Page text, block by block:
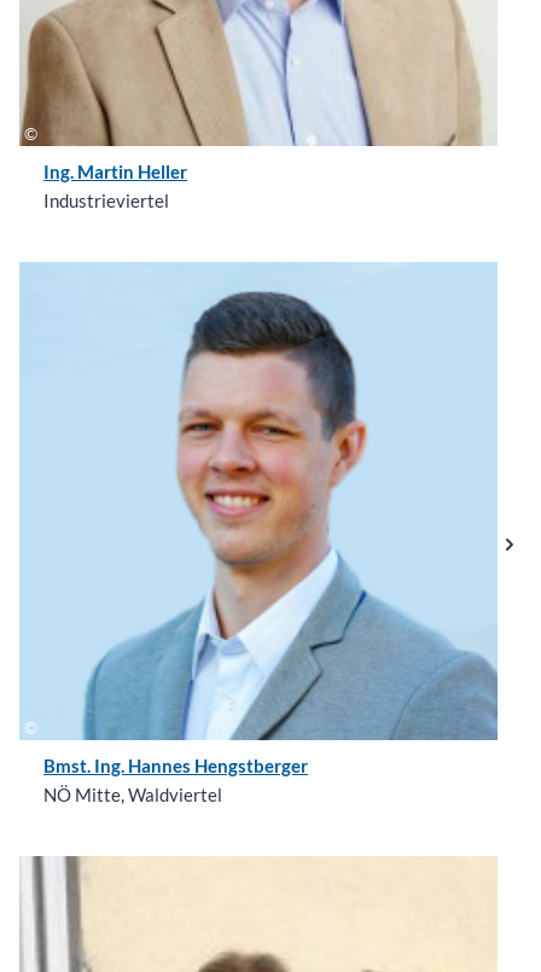
Ing. Martin Heller
Industrieviertel
Bmst. Ing. Hannes Hengstberger
NÖ Mitte, Waldviertel